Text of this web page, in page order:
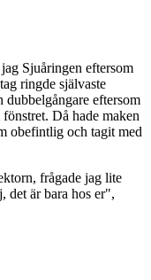
Sjuåringen eftersom
ringde självaste
dubbelgångare eftersom
Då hade maken
obefintlig och tagit med
frågade jag lite
det är bara hos er",